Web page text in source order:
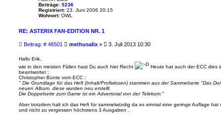
Beiträge: 5236
Registriert: 23. Juni 2006 20:15
Wohnort: OWL
RE: ASTERIX FAN-EDITION NR. 1
Beitrag: # 46501 B
t
a
g
methusalix » 3. Juli 2013 10:30
Hallo Erik,
wie in den meisten Fällen hast Du auch hier Recht
Heute hat auch der ECC dies
beantwortet ;
Christopher Bünte vom ECC :
" Die Grundlage für das Heft (Inhalt/Profiwissen) stammen aus der Sammelserie "Das
neuen Album, diese wurden neu erstellt.
Die Doppelseite zum Game ist ein Advertorial von der Telekom."
Aber trotzdem halt ich das Heft für sammelwürdig da es einmal eine geringe Auflage
und nicht zu vergessen höchstens 3 Ausgaben .